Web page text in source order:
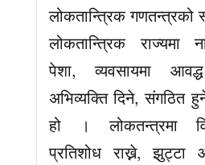
लोकतान्त्रिक गणतन्त्रको
लोकतान्त्रिक राज्यमा
पेशा, व्यवसायमा
अभिव्यक्ति दिने, संगठित
हो । लोकतन्त्रमा
प्रतिशोध राख्ने, झुट्टा